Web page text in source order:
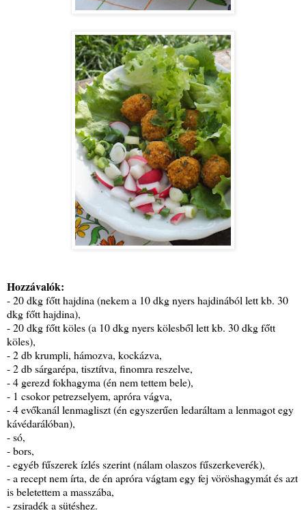
Hozzávalók:
- 20 dkg főtt hajdina (nekem a 10 dkg nyers hajdinából lett kb. 30
dkg főtt hajdina),
- 20 dkg főtt köles (a 10 dkg nyers kölesből lett kb. 30 dkg főtt
köles),
- 2 db krumpli, hámozva, kockázva,
- 2 db sárgarépa, tisztítva, finomra reszelve,
- 4 gerezd fokhagyma (én nem tettem bele),
- 1 csokor petrezselyem, apróra vágva,
- 4 evőkanál lenmagliszt (én egyszerűen ledaráltam a lenmagot egy
kávédarálóban),
- só,
- bors,
- egyéb fűszerek ízlés szerint (nálam olaszos fűszerkeverék),
- a recept nem írta, de én apróra vágtam egy fej vöröshagymát és azt
is beletettem a masszába,
- zsiradék a sütéshez.